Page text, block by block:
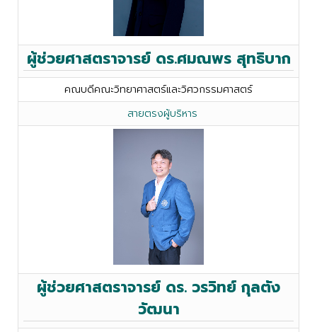
ผู้ช่วยศาสตราจารย์ ดร.ศมณพร สุทธิบาก
คณบดีคณะวิทยาศาสตร์และวิศวกรรมศาสตร์
สายตรงผู้บริหาร
ผู้ช่วยศาสตราจารย์ ดร. วรวิทย์ กุลตัง
วัฒนา